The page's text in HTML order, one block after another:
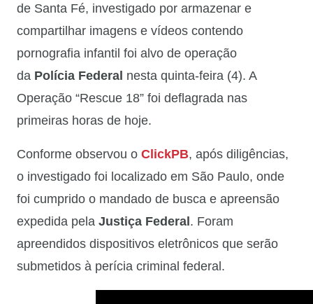
de Santa Fé, investigado por armazenar e
compartilhar imagens e vídeos contendo
pornografia infantil foi alvo de operação
da Polícia Federal nesta quinta-feira (4). A
Operação “Rescue 18” foi deflagrada nas
primeiras horas de hoje.
Conforme observou o ClickPB, após diligências,
o investigado foi localizado em São Paulo, onde
foi cumprido o mandado de busca e apreensão
expedida pela Justiça Federal . Foram
apreendidos dispositivos eletrônicos que serão
submetidos à perícia criminal federal.